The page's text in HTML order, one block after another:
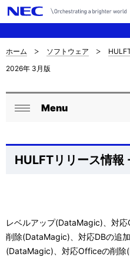
ナ
ビ
ゲ
ョ
サ
ト
の
現
置
を
ホーム ソフトウェア
2026年 3月版
ロ
カ
ビ
ゲ
Menu
HULFTリリース情
レベルアップ(DataMagic)、対
削除(DataMagic)、対応DBの追
(DataMagic)、対応Officeの削除